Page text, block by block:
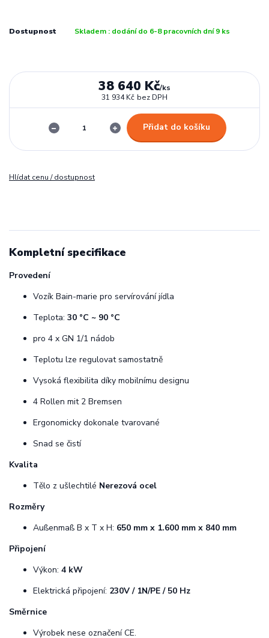
Dostupnost Skladem : dodání do 6-8 pracovních dní 9 ks
38 640 Kč/ks
31 934 Kč bez DPH
Přidat do košíku
Hlídat cenu / dostupnost
Kompletní specifikace
Provedení
Vozík Bain-marie pro servírování jídla
Teplota: 30 °C ~ 90 °C
pro 4 x GN 1/1 nádob
Teplotu lze regulovat samostatně
Vysoká flexibilita díky mobilnímu designu
4 Rollen mit 2 Bremsen
Ergonomicky dokonale tvarované
Snad se čistí
Kvalita
Tělo z ušlechtilé Nerezová ocel
Rozměry
Außenmaß B x T x H: 650 mm x 1.600 mm x 840 mm
Připojení
Výkon: 4 kW
Elektrická připojení: 230V / 1N/PE / 50 Hz
Směrnice
Výrobek nese označení CE.